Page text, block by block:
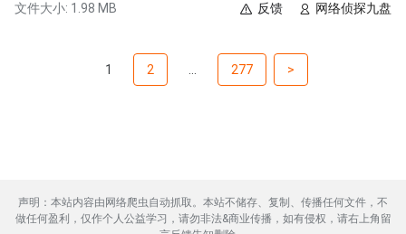
文件大小: 1.98 MB 网络侦探九盘
反馈
1 2 277 >
声明：本站内容由网络爬虫自动抓取。本站不储存、复制、传播任何文件，不
做任何盈利，仅作个人公益学习，请勿非法&商业传播，如有侵权，请右上角留